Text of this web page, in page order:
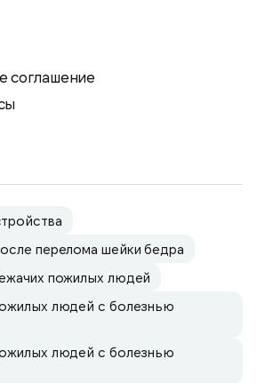
соглашение
перелома шейки бедра
пожилых людей
людей с болезнью
людей с болезнью